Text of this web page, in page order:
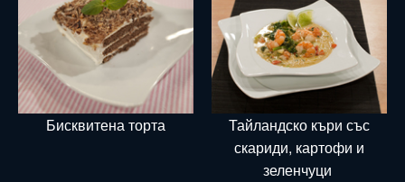
Бисквитена торта
Тайландско къри със
скариди, картофи и
зеленчуци